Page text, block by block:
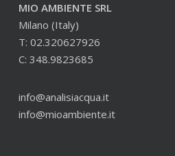
MIO AMBIENTE SRL
Milano (Italy)
T: 02.320627926
C: 348.9823685
info@analisiacqua.it
info@mioambiente.it